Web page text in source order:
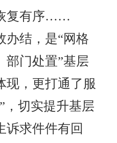
复有序……
结，是“网格
部门处置”基层
现，更打通了服
，切实提升基层
诉求件件有回